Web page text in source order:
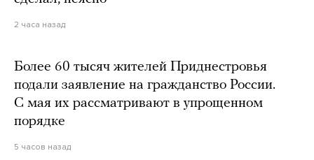
2 часа назад
Более 60 тысяч жителей Приднестровья
подали заявление на гражданство России.
С мая их рассматривают в упрощенном
порядке
5 часов назад